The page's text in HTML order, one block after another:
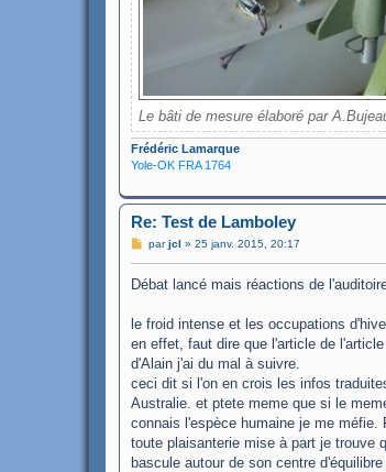
Le bâti de mesure élaboré par
Frédéric Lamarque
Yole-OK FRA 1764
Re: Test de Lamboley
M
s
e
parjcl » 25 janv. 2015, 20:17
Débat lancé mais réactions de
le froid intense et les occupations
en effet, faut dire que l'article de
d'Alain j'ai du mal à suivre.
ceci dit si l'on en crois les infos
Australie. et ptete meme que si le
connais l'espèce humaine je me méfie.
toute plaisanterie mise à part je trouve
bascule autour de son centre